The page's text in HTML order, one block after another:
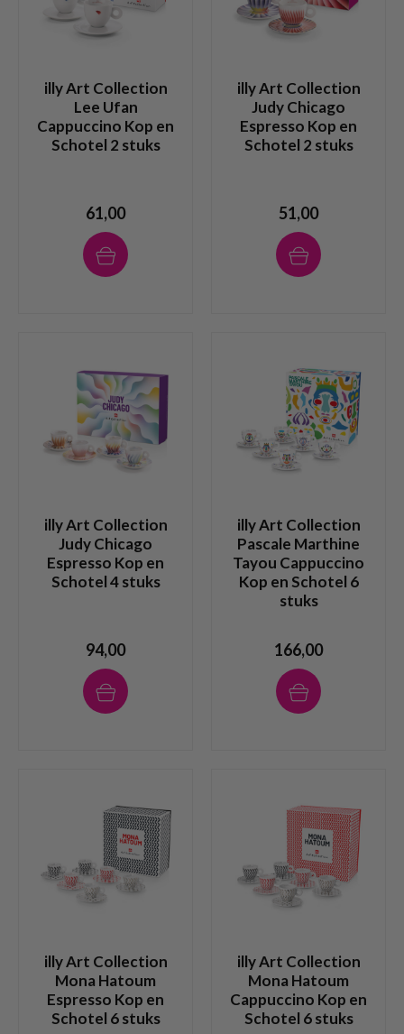
illy Art Collection
Lee Ufan
Cappuccino Kop en
Schotel 2 stuks
61,00
illy Art Collection
Judy Chicago
Espresso Kop en
Schotel 2 stuks
51,00
illy Art Collection
Judy Chicago
Espresso Kop en
Schotel 4 stuks
94,00
illy Art Collection
Pascale Marthine
Tayou Cappuccino
Kop en Schotel 6
stuks
166,00
illy Art Collection
Mona Hatoum
Espresso Kop en
Schotel 6 stuks
illy Art Collection
Mona Hatoum
Cappuccino Kop en
Schotel 6 stuks